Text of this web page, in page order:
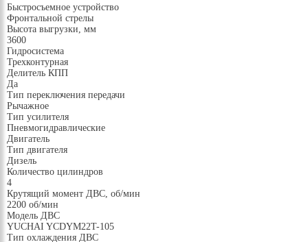
Быстросъемное устройство
Фронтальной стрелы
Высота выгрузки, мм
3600
Гидросистема
Трехконтурная
Делитель КПП
Да
Тип переключения передачи
Рычажное
Тип усилителя
Пневмогидравлические
Двигатель
Тип двигателя
Дизель
Количество цилиндров
4
Крутящий момент ДВС, об/мин
2200 об/мин
Модель ДВС
YUCHAI YCDYM22T-105
Тип охлаждения ДВС